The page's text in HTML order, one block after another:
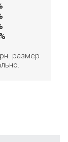
размер